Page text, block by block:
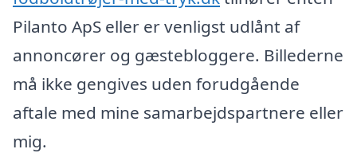
Pilanto ApS eller er venligst udlånt af
annoncører og gæstebloggere. Billederne
må ikke gengives uden forudgående
aftale med mine samarbejdspartnere eller
mig.